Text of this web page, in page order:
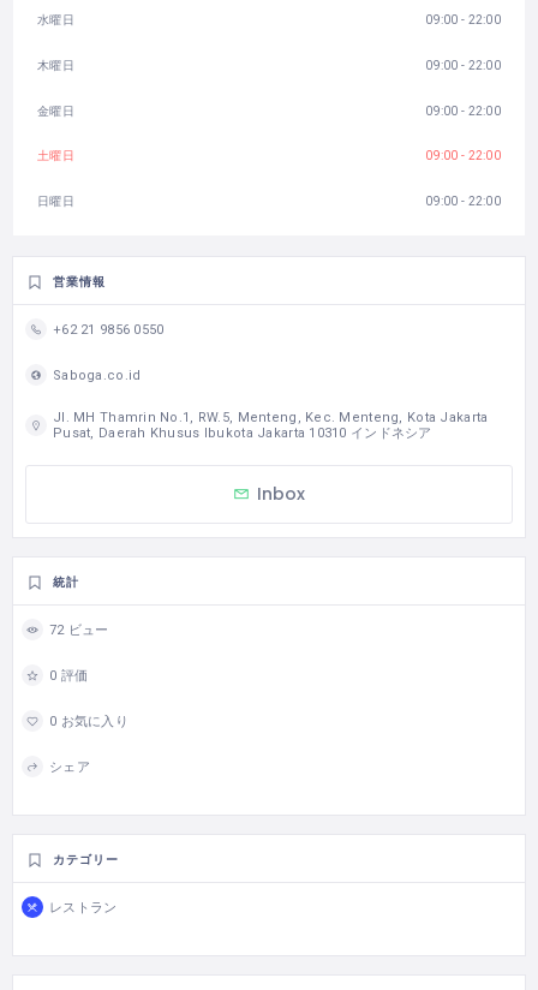
水曜日 09:00 - 22:00
木曜日 09:00 - 22:00
金曜日 09:00 - 22:00
土曜日 09:00 - 22:00
日曜日 09:00 - 22:00
営業情報
+62 21 9856 0550
Saboga.co.id
Jl. MH Thamrin No.1, RW.5, Menteng, Kec. Menteng, Kota Jakarta
Pusat, Daerah Khusus Ibukota Jakarta 10310 インドネシア
Inbox
統計
72 ビュー
0 評価
0 お気に入り
シェア
カテゴリー
レストラン